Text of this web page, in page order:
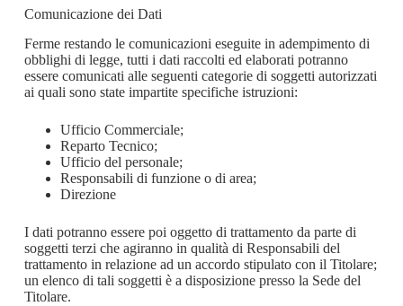
Comunicazione dei Dati
Ferme restando le comunicazioni eseguite in adempimento di
obblighi di legge, tutti i dati raccolti ed elaborati potranno
essere comunicati alle seguenti categorie di soggetti autorizzati
ai quali sono state impartite specifiche istruzioni:
Ufficio Commerciale;
Reparto Tecnico;
Ufficio del personale;
Responsabili di funzione o di area;
Direzione
I dati potranno essere poi oggetto di trattamento da parte di
soggetti terzi che agiranno in qualità di Responsabili del
trattamento in relazione ad un accordo stipulato con il Titolare;
un elenco di tali soggetti è a disposizione presso la Sede del
Titolare.